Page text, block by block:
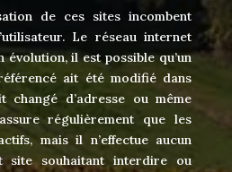
de ces sites incombent
Le réseau internet
évolution, il est possible qu’un
ait été modifié dans
changé d’adresse ou même
régulièrement que les
mais il n’effectue aucun
site souhaitant interdire ou